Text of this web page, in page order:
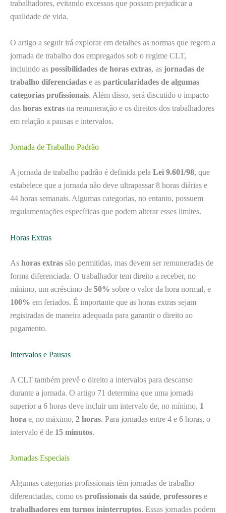
trabalhadores, evitando excessos que possam prejudicar a
qualidade de vida.
O artigo a seguir irá explorar em detalhes as normas que regem a
jornada de trabalho dos empregados sob o regime CLT,
incluindo as possibilidades de horas extras, as jornadas de
trabalho diferenciadas e as particularidades de algumas
categorias profissionais. Além disso, será discutido o impacto
das horas extras na remuneração e os direitos dos trabalhadores
em relação a pausas e intervalos.
Jornada de Trabalho Padrão
A jornada de trabalho padrão é definida pela Lei 9.601/98, que
estabelece que a jornada não deve ultrapassar 8 horas diárias e
44 horas semanais. Algumas categorias, no entanto, possuem
regulamentações específicas que podem alterar esses limites.
Horas Extras
As horas extras são permitidas, mas devem ser remuneradas de
forma diferenciada. O trabalhador tem direito a receber, no
mínimo, um acréscimo de 50% sobre o valor da hora normal, e
100% em feriados. É importante que as horas extras sejam
registradas de maneira adequada para garantir o direito ao
pagamento.
Intervalos e Pausas
A CLT também prevê o direito a intervalos para descanso
durante a jornada. O artigo 71 determina que uma jornada
superior a 6 horas deve incluir um intervalo de, no mínimo, 1
hora e, no máximo, 2 horas. Para jornadas entre 4 e 6 horas, o
intervalo é de 15 minutos.
Jornadas Especiais
Algumas categorias profissionais têm jornadas de trabalho
diferenciadas, como os profissionais da saúde, professores e
trabalhadores em turnos ininterruptos. Essas jornadas podem